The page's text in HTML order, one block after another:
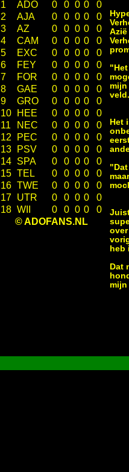
1
ADO 0 0 0 0
0
2
AJA 0 0 0 0
0
3
AZ 0 0 0 0
0
4
CAM 0 0 0 0
0
5
EXC 0 0 0 0
0
6
FEY 0 0 0 0
0
7
FOR 0 0 0 0
0
8
GAE 0 0 0 0
0
9
GRO 0 0 0 0
0
10
HEE 0 0 0 0
0
11
NEC 0 0 0 0
0
12
PEC 0 0 0 0
0
13
PSV 0 0 0 0
0
14 SPA 0 0 0 0
0
15 TEL 0 0 0 0
0
16 TWE 0 0 0 0
0
17 UTR 0 0 0 0
0
18 WII 0 0 0 0
0
© ADOFANS.NL
mijn
Het
heb
Dat